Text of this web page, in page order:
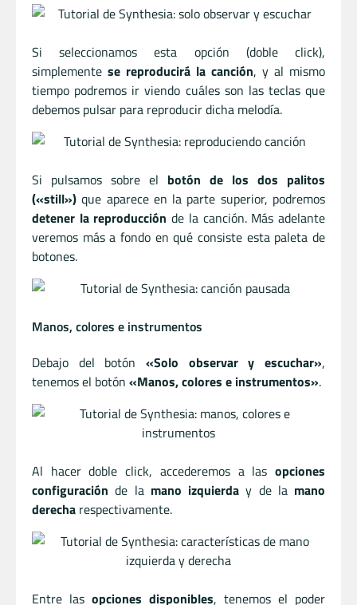
Si seleccionamos esta opción (doble click),
simplemente se reproducirá la canción, y al mismo
tiempo podremos ir viendo cuáles son las teclas que
debemos pulsar para reproducir dicha melodía.
Si pulsamos sobre el botón de los dos palitos
(«still») que aparece en la parte superior, podremos
detener la reproducción de la canción. Más adelante
veremos más a fondo en qué consiste esta paleta de
botones.
Manos, colores e instrumentos
Debajo del botón «Solo observar y escuchar»,
tenemos el botón «Manos, colores e instrumentos».
Al hacer doble click, accederemos a las opciones
configuración de la mano izquierda y de la mano
derecha respectivamente.
Entre las opciones disponibles, tenemos el poder